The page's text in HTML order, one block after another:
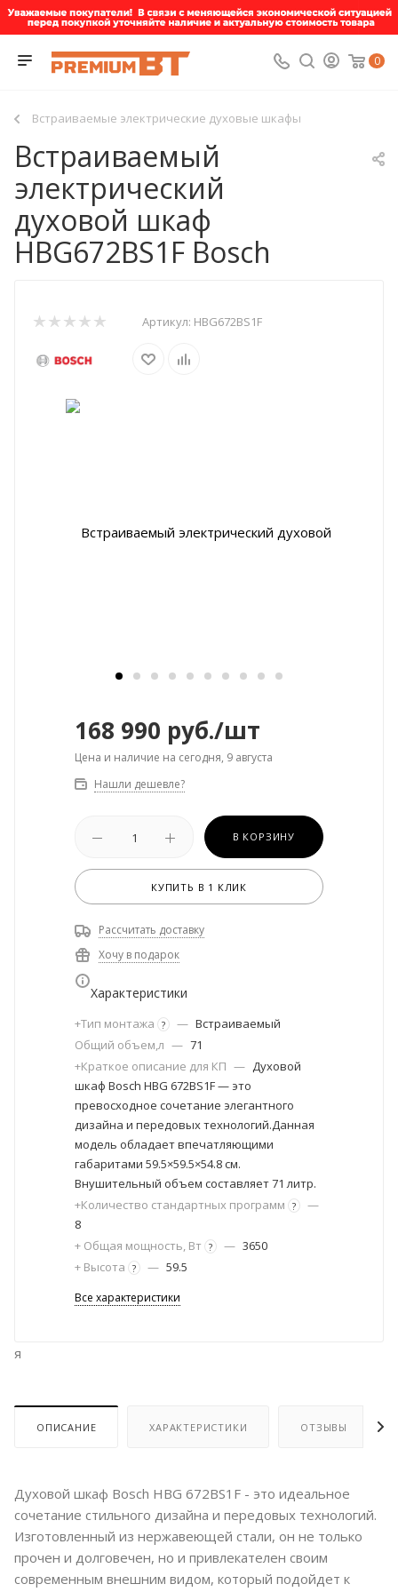
0
Встраиваемые электрические духовые шкафы
Встраиваемый
электрический
духовой шкаф
HBG672BS1F Bosch
Артикул: HBG672BS1F
168 990 руб./шт
Цена и наличие на сегодня, 9 августа
Нашли дешевле?
В КОРЗИНУ
КУПИТЬ В 1 КЛИК
Рассчитать доставку
Хочу в подарок
Характеристики
+Тип монтажа ? — Встраиваемый
Общий объем,л — 71
+Краткое описание для КП — Духовой
шкаф Bosch HBG 672BS1F — это
превосходное сочетание элегантного
дизайна и передовых технологий.Данная
модель обладает впечатляющими
габаритами 59.5×59.5×54.8 см.
Внушительный объем составляет 71 литр.
+Количество стандартных программ ?
—
8
+ Общая мощность, Вт ? — 3650
+ Высота ? — 59.5
Все характеристики
я
ОПИСАНИЕ ХАРАКТЕРИСТИКИ ОТЗЫВЫ
Духовой шкаф Bosch HBG 672BS1F - это идеальное
сочетание стильного дизайна и передовых технологий.
Изготовленный из нержавеющей стали, он не только
прочен и долговечен, но и привлекателен своим
современным внешним видом, который подойдет к